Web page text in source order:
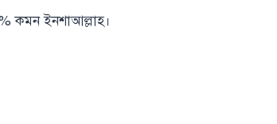
কমন ইনশাআল্লাহ।